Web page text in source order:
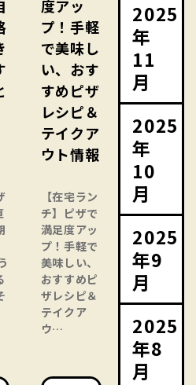
度アッ
プ！手軽
で美味し
い、おす
すめピザ
レシピ＆
テイクア
ウト情報
【在宅ラン
チ】ピザで
満足度アッ
プ！手軽で
美味しい、
おすすめピ
ザレシピ＆
テイクア
ウ…
2025
年
11
月
2025
年
10
月
2025
年9
月
2025
年8
月